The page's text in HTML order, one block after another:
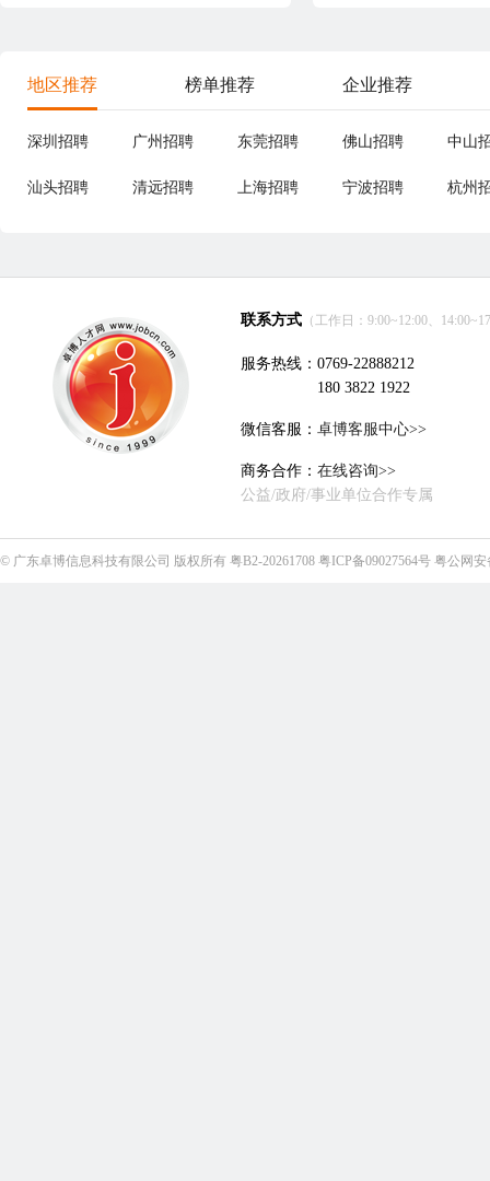
地区推荐 榜单推荐 企业推荐
深圳招聘 广州招聘 东莞招聘 佛山招聘 中山
汕头招聘 清远招聘 上海招聘 宁波招聘 杭州
联系方式 （工作日：9:00~12:00、
服务热线：0769-22888212
180 3822 1922
微信客服： 卓博客服中心>>
商务合作： 在线咨询>>
公益/政府/事业单位合作专属
© 广东卓博信息科技有限公司 版权所有 粤B2-20261708 粤ICP备09027564号 粤公网安